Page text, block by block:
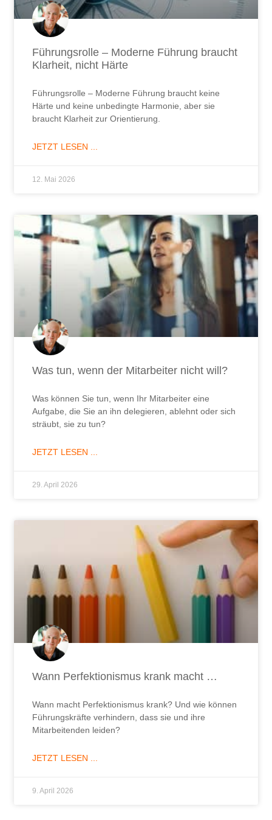
Führungsrolle – Moderne Führung braucht
Klarheit, nicht Härte
Führungsrolle – Moderne Führung braucht keine
Härte und keine unbedingte Harmonie, aber sie
braucht Klarheit zur Orientierung.
JETZT LESEN ...
12. Mai 2026
Was tun, wenn der Mitarbeiter nicht will?
Was können Sie tun, wenn Ihr Mitarbeiter eine
Aufgabe, die Sie an ihn delegieren, ablehnt oder sich
sträubt, sie zu tun?
JETZT LESEN ...
29. April 2026
Wann Perfektionismus krank macht …
Wann macht Perfektionismus krank? Und wie können
Führungskräfte verhindern, dass sie und ihre
Mitarbeitenden leiden?
JETZT LESEN ...
9. April 2026